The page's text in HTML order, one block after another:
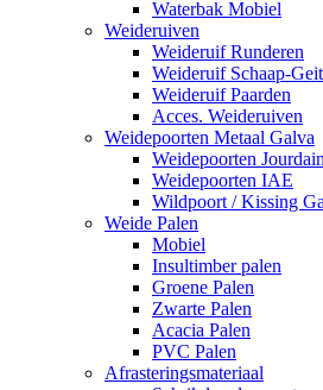
Waterbak Mobiel
Weideruiven
Weideruif Runderen
Weideruif Schaap-Geit
Weideruif Paarden
Acces. Weideruiven
Weidepoorten Metaal Galva
Weidepoorten
Weidepoorten IAE
Wildpoort / Kissing
Weide Palen
Mobiel
Insultimber palen
Groene Palen
Zwarte Palen
Acacia Palen
PVC Palen
Afrasteringsmateriaal